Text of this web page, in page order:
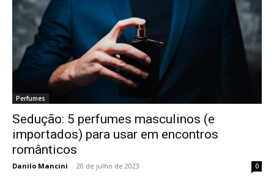
Perfumes
Sedução: 5 perfumes masculinos (e
importados) para usar em encontros
românticos
Danilo Mancini - 20 de julho de 2023 0